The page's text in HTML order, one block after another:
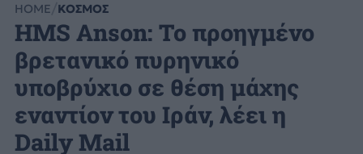
HOME ΚΟΣΜΟΣ
HMS Anson: Το προηγμένο
βρετανικό πυρηνικό
υποβρύχιο σε θέση μάχης
εναντίον του Ιράν, λέει η
Daily Mail